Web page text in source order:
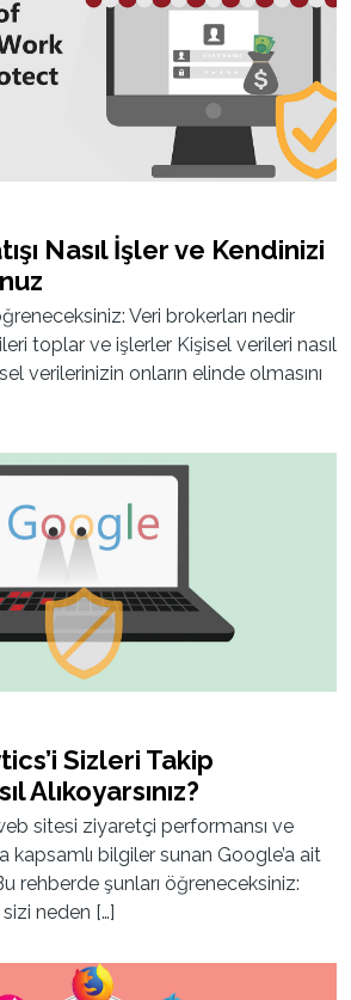
Nasıl İşler ve Kendinizi
Veri brokerları nedir
toplar ve işlerler Kişisel verileri nasıl
verilerinizin onların elinde olmasını
Sizleri Takip
Alıkoyarsınız?
sitesi ziyaretçi performansı ve
kapsamlı bilgiler sunan Google’a ait
rehberde şunları öğreneceksiniz:
neden […]